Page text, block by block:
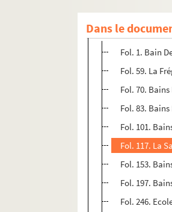
Dans le
8-MS-1684.
8-MS-1685. Les
Fol. 1. Bain
Fol. 59. La
Fol. 70.
Fol. 83.
Fol. 101.
Fol. 117. La
Fol. 153.
Fol. 197.
Fol. 246.